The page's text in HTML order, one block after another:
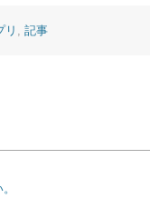
リ 記事